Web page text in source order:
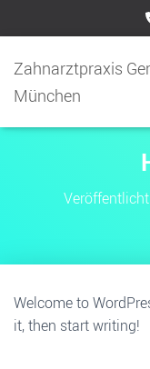
Zahnarztpraxis
München
Welcome to
it, then start writing!